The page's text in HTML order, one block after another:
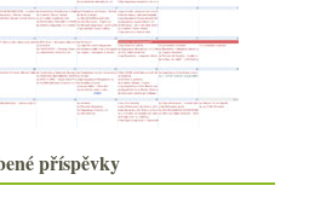
(225)
(239)
(239)
(238)
(240)
(250)
příspěvky